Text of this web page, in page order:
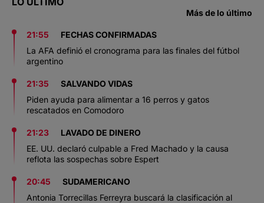
Más de lo último
21:55
FECHAS CONFIRMADAS
La AFA definió el cronograma para las finales del fútbol
argentino
21:35
SALVANDO VIDAS
Piden ayuda para alimentar a 16 perros y gatos
rescatados en Comodoro
21:23
LAVADO DE DINERO
EE. UU. declaró culpable a Fred Machado y la causa
reflota las sospechas sobre Espert
20:45
SUDAMERICANO
Antonia Torrecillas Ferreyra buscará la clasificación al